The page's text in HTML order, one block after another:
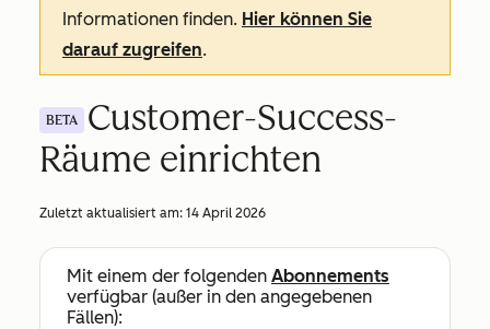
Informationen finden. Hier können Sie
darauf zugreifen.
BETA
Customer-Success-
Räume einrichten
Zuletzt aktualisiert am: 14 April 2026
Mit einem der folgenden Abonnements
verfügbar (außer in den angegebenen
Fällen):